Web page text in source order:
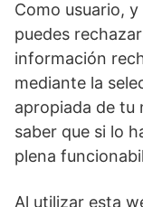
Como usuario,
puedes
información
mediante la
apropiada de tu
saber que si lo
plena
Al utilizar esta